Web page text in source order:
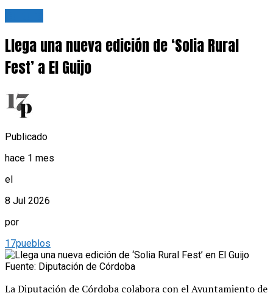
Llega una nueva edición de ‘Solia Rural
Fest’ a El Guijo
Publicado
hace 1 mes
el
8 Jul 2026
por
17pueblos
Fuente: Diputación de Córdoba
La Diputación de Córdoba colabora con el Ayuntamiento de